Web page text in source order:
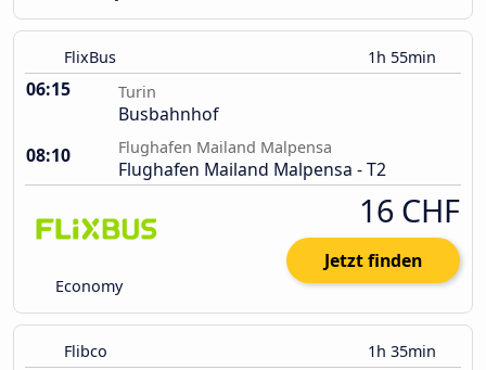
FlixBus 1h 55min
06:15 Turin
Busbahnhof
08:10
Flughafen Mailand Malpensa
Flughafen Mailand Malpensa - T2
Economy
16 CHF
Jetzt finden
Flibco 1h 35min